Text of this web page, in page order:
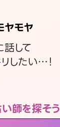
ヤモヤ
して
したい…！
師を探そう